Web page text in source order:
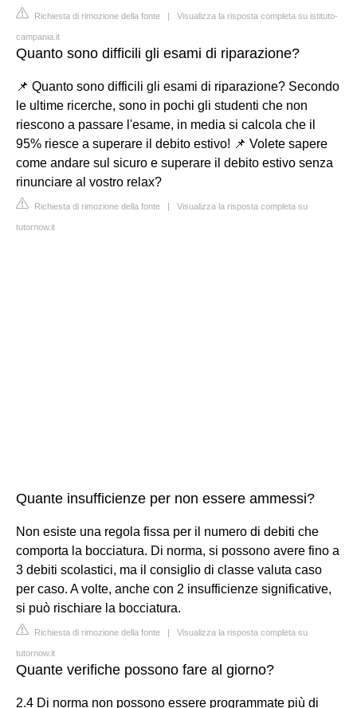
Richiesta di rimozione della fonte | Visualizza la risposta completa su istituto-
campania.it
Quanto sono difficili gli esami di riparazione?
📌 Quanto sono difficili gli esami di riparazione? Secondo
le ultime ricerche, sono in pochi gli studenti che non
riescono a passare l'esame, in media si calcola che il
95% riesce a superare il debito estivo! 📌 Volete sapere
come andare sul sicuro e superare il debito estivo senza
rinunciare al vostro relax?
Richiesta di rimozione della fonte | Visualizza la risposta completa su
tutornow.it
Quante insufficienze per non essere ammessi?
Non esiste una regola fissa per il numero di debiti che
comporta la bocciatura. Di norma, si possono avere fino a
3 debiti scolastici, ma il consiglio di classe valuta caso
per caso. A volte, anche con 2 insufficienze significative,
si può rischiare la bocciatura.
Richiesta di rimozione della fonte | Visualizza la risposta completa su
tutornow.it
Quante verifiche possono fare al giorno?
2.4 Di norma non possono essere programmate più di